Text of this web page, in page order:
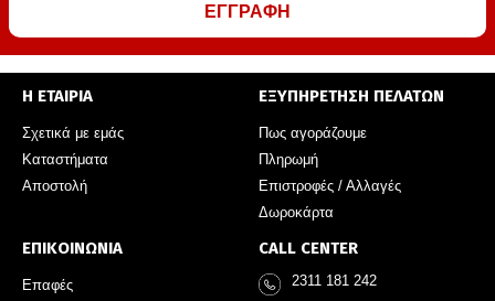
ΕΓΓΡΑΦΗ
Η ΕΤΑΙΡΙΑ
Σχετικά με εμάς
Καταστήματα
Αποστολή
ΕΞΥΠΗΡΕΤΗΣΗ ΠΕΛΑΤΩΝ
Πως αγοράζουμε
Πληρωμή
Επιστροφές / Αλλαγές
Δωροκάρτα
ΕΠΙΚΟΙΝΩΝΙΑ
Επαφές
CALL CENTER
2311 181 242